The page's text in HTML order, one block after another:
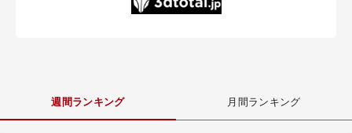
週間ランキング 月間ランキング